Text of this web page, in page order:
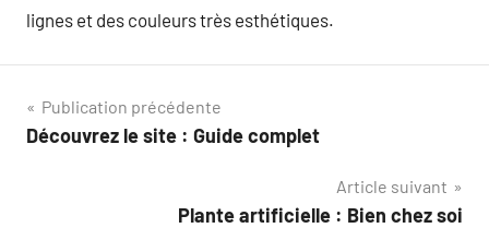
lignes et des couleurs très esthétiques.
Navigation
de
Publication précédente
Découvrez le site : Guide complet
Article suivant
Plante artificielle : Bien chez soi